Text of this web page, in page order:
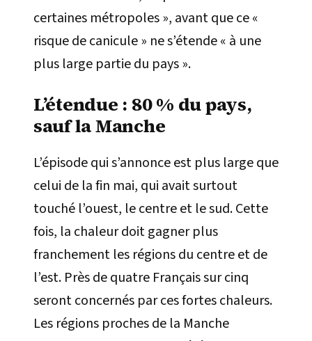
certaines métropoles », avant que ce «
risque de canicule » ne s’étende « à une
plus large partie du pays ».
L’étendue : 80 % du pays,
sauf la Manche
L’épisode qui s’annonce est plus large que
celui de la fin mai, qui avait surtout
touché l’ouest, le centre et le sud. Cette
fois, la chaleur doit gagner plus
franchement les régions du centre et de
l’est. Près de quatre Français sur cinq
seront concernés par ces fortes chaleurs.
Les régions proches de la Manche